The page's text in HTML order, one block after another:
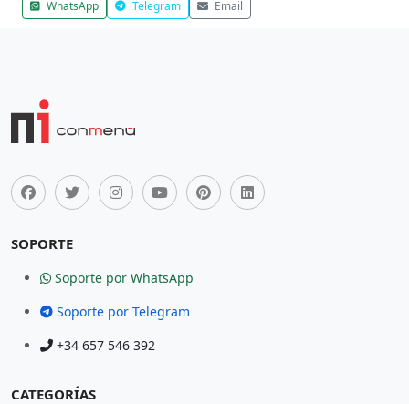
WhatsApp
Telegram Email
SOPORTE
Soporte por WhatsApp
Soporte por Telegram
+34 657 546 392
CATEGORÍAS